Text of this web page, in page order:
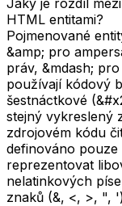
HTML entitami?
Pojmenované
&amp; pro
práv, &mdash;
používají kódový
šestnáctkové
stejný vykreslený
zdrojovém kódu
definováno
reprezentovat
nelatinkových
znaků (&, <, >, ",